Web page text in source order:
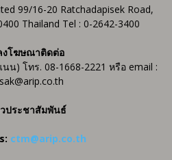
99/16-20 Ratchadapisek Road,
Thailand Tel : 0-2642-3400
งโฆษณาติดต่อ
) โทร. 08-1668-2221 หรือ email :
ประชาสัมพันธ์
ctm@arip.co.th